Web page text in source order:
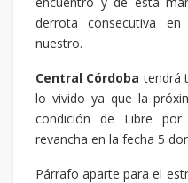
derrota consecutiva
nuestro.
Central Córdobatendrá
lo vivido ya que la
condición de Libre
revancha en la fecha 5
Párrafo aparte para el